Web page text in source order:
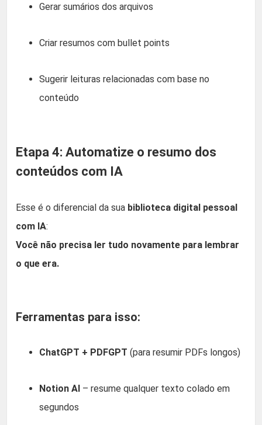
Gerar sumários dos arquivos
Criar resumos com bullet points
Sugerir leituras relacionadas com base no
conteúdo
Etapa 4: Automatize o resumo dos
conteúdos com IA
Esse é o diferencial da sua biblioteca digital pessoal
com IA:
Você não precisa ler tudo novamente para lembrar
o que era.
Ferramentas para isso:
ChatGPT + PDFGPT (para resumir PDFs longos)
Notion AI – resume qualquer texto colado em
segundos